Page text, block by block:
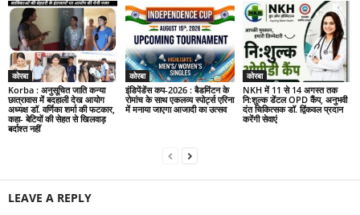
कोरबा
Korba : अनुसूचित जाति कन्या
छात्रावास में बदहाली देख आयोग
अध्यक्ष डॉ. वर्णिका शर्मा की फटकार,
कहा- बेटियों की सेहत से खिलवाड़
बर्दाश्त नहीं
कोरबा
इंडिपेंडेंस कप-2026 : बैडमिंटन के
रोमांच के साथ एकलव्य स्पोर्ट्स एरिना
में मनाया जाएगा आजादी का उत्सव
कोरबा
NKH में 11 से 14 अगस्त तक
नि:शुल्क डेंटल OPD कैंप, अनुभवी
दंत चिकित्सक डॉ. द्विंकवल प्रदान
करेंगी सेवाएं
LEAVE A REPLY